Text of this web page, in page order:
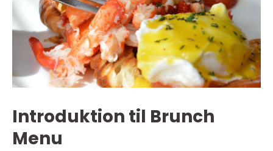
Introduktion til Brunch
Menu